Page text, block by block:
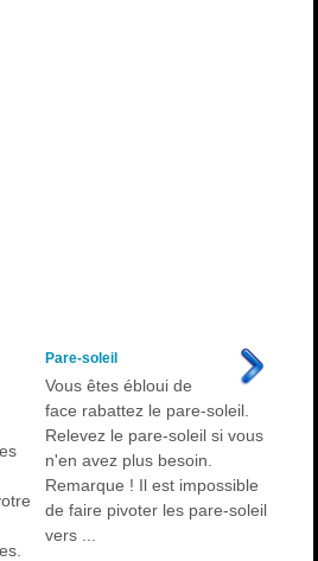
Pare-soleil
Vous êtes ébloui de
face rabattez le pare-soleil.
Relevez le pare-soleil si vous
n'en avez plus besoin.
Remarque ! Il est impossible
de faire pivoter les pare-soleil
vers ...